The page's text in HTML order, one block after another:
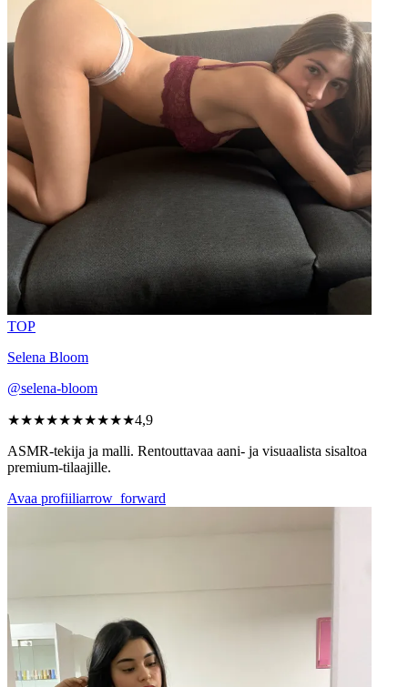
TOP
Selena Bloom
@selena-bloom
★★★★★★★★★★4,9
ASMR-tekija ja malli. Rentouttavaa aani- ja visuaalista sisaltoa
premium-tilaajille.
Avaa profiiliarrow_forward